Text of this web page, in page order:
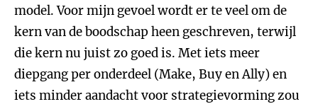
model. Voor mijn gevoel wordt er te veel om de
kern van de boodschap heen geschreven, terwijl
die kern nu juist zo goed is. Met iets meer
diepgang per onderdeel (Make, Buy en Ally) en
iets minder aandacht voor strategievorming zou